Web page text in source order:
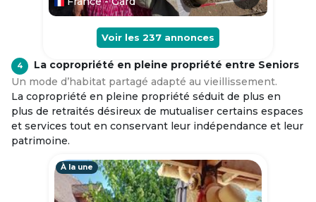
Voir les 237 annonces
4
La copropriété en pleine propriété entre Seniors
Un mode d’habitat partagé adapté au vieillissement.
La copropriété en pleine propriété séduit de plus en
plus de retraités désireux de mutualiser certains espaces
et services tout en conservant leur indépendance et leur
patrimoine.
À la une